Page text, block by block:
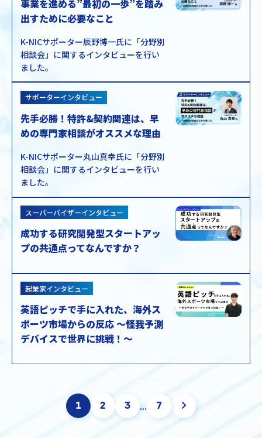
事業を進める”最初の一歩”を踏み
出すために必要なこと
K-NICサポーター辰野博一氏に「分野別
相談会」に関するインタビューを行い
ました。
サポーターインタビュー
先手必勝！特許&契約関連は、早
めの専門家相談がオススメな理由
K-NICサポーター丸山真幸氏に「分野別
相談会」に関するインタビューを行い
ました。
スーパーバイザーインタビュー
成功する研究開発型スタートアッ
プの共通点ってなんですか？
起業家インタビュー
英語ピッチで手に入れた、海外ス
ポーツ市場からの反応 〜怪我予測
デバイスで世界に挑戦！〜
1 2 3 ... 7